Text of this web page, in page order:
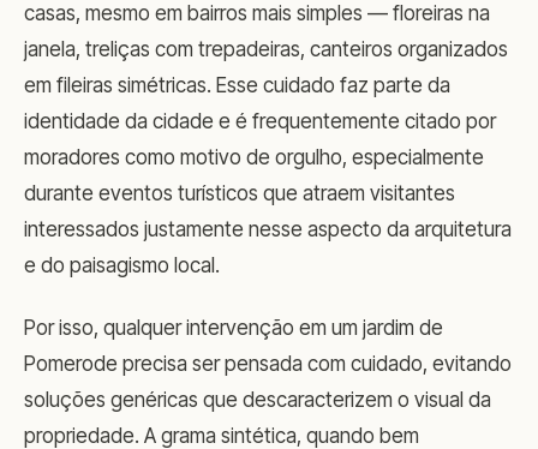
casas, mesmo em bairros mais simples — floreiras na
janela, treliças com trepadeiras, canteiros organizados
em fileiras simétricas. Esse cuidado faz parte da
identidade da cidade e é frequentemente citado por
moradores como motivo de orgulho, especialmente
durante eventos turísticos que atraem visitantes
interessados justamente nesse aspecto da arquitetura
e do paisagismo local.
Por isso, qualquer intervenção em um jardim de
Pomerode precisa ser pensada com cuidado, evitando
soluções genéricas que descaracterizem o visual da
propriedade. A grama sintética, quando bem